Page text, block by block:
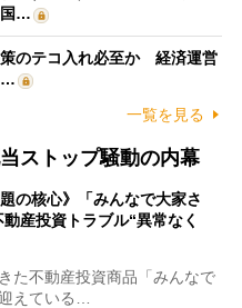
国…
のテコ入れ必至か 経済運営
…
一覧を見る
ストップ騒動の内幕
の核心》「みんなで大家さ
産投資トラブル“異常なく
た不動産投資商品「みんなで
えている…